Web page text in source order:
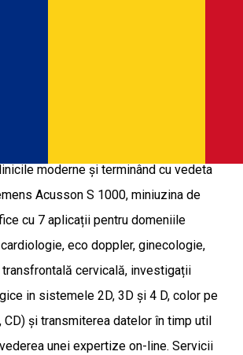
moderne și terminând cu vedeta
Acusson S 1000, miniuzina de
cu 7 aplicații pentru domeniile
eco doppler, ginecologie,
cervicală, investigații
in sistemele 2D, 3D și 4 D, color pe
și transmiterea datelor în timp util
unei expertize on-line. Servicii